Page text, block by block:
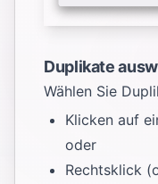
Duplikate
Wählen Sie
Klicken auf
oder
Rechtsklick